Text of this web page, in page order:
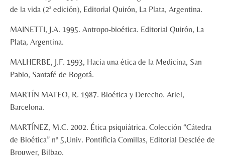
de la vida (2ª edición), Editorial Quirón, La Plata, Argentina.
MAINETTI, J.A. 1995. Antropo-bioética. Editorial Quirón, La
Plata, Argentina.
MALHERBE, J.F. 1993, Hacia una ética de la Medicina, San
Pablo, Santafé de Bogotá.
MARTÍN MATEO, R. 1987. Bioética y Derecho. Ariel,
Barcelona.
MARTÍNEZ, M.C. 2002. Ética psiquiátrica. Colección “Cátedra
de Bioética” nº 5,Univ. Pontificia Comillas, Editorial Desclée de
Brouwer, Bilbao.